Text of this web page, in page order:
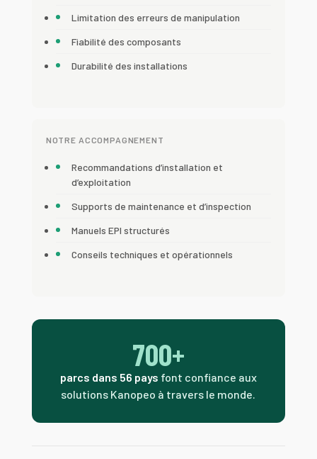
Limitation des erreurs de manipulation
Fiabilité des composants
Durabilité des installations
NOTRE ACCOMPAGNEMENT
Recommandations d’installation et
d’exploitation
Supports de maintenance et d’inspection
Manuels EPI structurés
Conseils techniques et opérationnels
700+
parcs dans 56 pays font confiance aux
solutions Kanopeo à travers le monde.